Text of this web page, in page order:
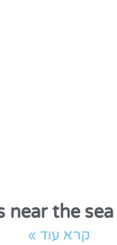
near the
קרא עוד »